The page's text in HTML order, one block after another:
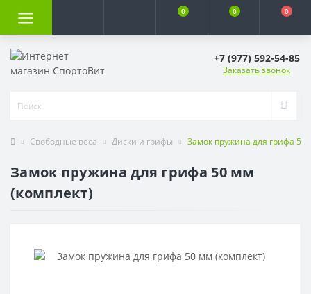
0 0 0
+7 (977) 592-54-85
Заказать звонок
Свободные веса Диски и грифы Замок пружина для грифа 50
Замок пружина для грифа 50 мм
(комплект)